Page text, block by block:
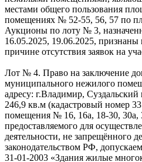
местами общего пользования
помещениях № 52-55, 56, 57 по
Аукционы по лоту № 3,
16.05.2025, 19.06.2025,
причине отсутствия заявок на
Лот № 4. Право на заключение
муниципального нежилого
адресу: г.Владимир,
246,9 кв.м (кадастровый номер
помещения № 16, 16а, 18-30, 30а,
предоставляемого для
деятельности, не запрещённого
законодательством РФ,
31-01-2003 «Здания жилые